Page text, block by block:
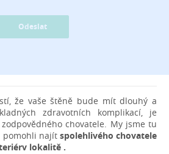
Odeslat
že vaše štěně bude mít dlouhý a
zdravotních komplikací, je
chovatele. My jsme tu
pomohli najít spolehlivého chovatele
lokalitě .